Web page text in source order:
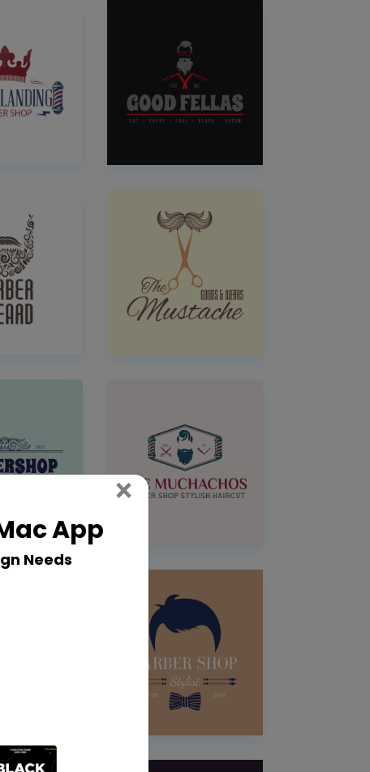
App
Needs
× Close